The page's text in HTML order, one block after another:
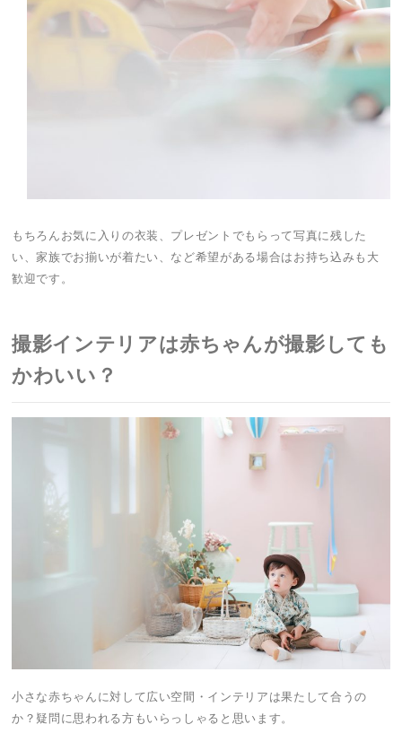
もちろんお気に入りの衣装、プレゼントでもらって写真に残した
い、家族でお揃いが着たい、など希望がある場合はお持ち込みも大
歓迎です。
撮影インテリアは赤ちゃんが撮影しても
かわいい？
小さな赤ちゃんに対して広い空間・インテリアは果たして合うの
か？疑問に思われる方もいらっしゃると思います。